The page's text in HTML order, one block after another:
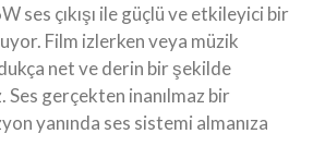
ses çıkışı ile güçlü ve etkileyici bir
Film izlerken veya müzik
net ve derin bir şekilde
gerçekten inanılmaz bir
yanında ses sistemi almanıza